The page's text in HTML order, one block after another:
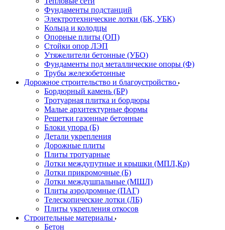
Фундаменты подстанций
Электротехнические лотки (БК, УБК)
Кольца и колодцы
Опорные плиты (ОП)
Стойки опор ЛЭП
Утяжелители бетонные (УБО)
Фундаменты под металлические опоры (Ф)
Трубы железобетонные
Дорожное строительство и благоустройство
Бордюрный камень (БР)
Тротуарная плитка и бордюры
Малые архитектурные формы
Решетки газонные бетонные
Блоки упора (Б)
Детали укрепления
Дорожные плиты
Плиты тротуарные
Лотки междупутные и крышки (МПЛ,Кр)
Лотки прикромочные (Б)
Лотки междушпальные (МШЛ)
Плиты аэродромные (ПАГ)
Телескопические лотки (ЛБ)
Плиты укрепления откосов
Строительные материалы
Бетон